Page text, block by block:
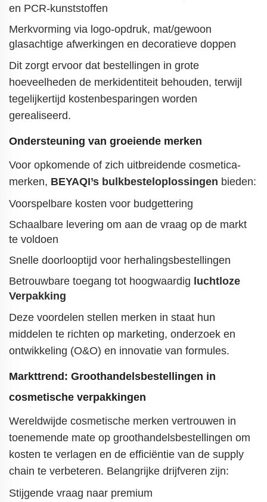
en PCR-kunststoffen
Merkvorming via logo-opdruk, mat/gewoon
glasachtige afwerkingen en decoratieve doppen
Dit zorgt ervoor dat bestellingen in grote
hoeveelheden de merkidentiteit behouden, terwijl
tegelijkertijd kostenbesparingen worden
gerealiseerd.
Ondersteuning van groeiende merken
Voor opkomende of zich uitbreidende cosmetica-
merken, BEYAQI’s bulkbesteloplossingen bieden:
Voorspelbare kosten voor budgettering
Schaalbare levering om aan de vraag op de markt
te voldoen
Snelle doorlooptijd voor herhalingsbestellingen
Betrouwbare toegang tot hoogwaardig luchtloze
Verpakking
Deze voordelen stellen merken in staat hun
middelen te richten op marketing, onderzoek en
ontwikkeling (O&O) en innovatie van formules.
Markttrend: Groothandelsbestellingen in
cosmetische verpakkingen
Wereldwijde cosmetische merken vertrouwen in
toenemende mate op groothandelsbestellingen om
kosten te verlagen en de efficiëntie van de supply
chain te verbeteren. Belangrijke drijfveren zijn:
Stijgende vraag naar premium